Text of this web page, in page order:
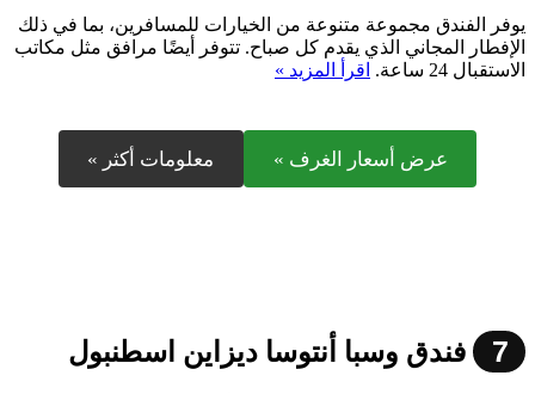
يوفر الفندق مجموعة متنوعة من الخيارات للمسافرين، بما في ذلك
الإفطار المجاني الذي يقدم كل صباح. تتوفر أيضًا مرافق مثل مكاتب
الاستقبال 24 ساعة.
اقرأ المزيد »
عرض أسعار الغرف » معلومات أكثر »
7 فندق وسبا أنتوسا ديزاين اسطنبول